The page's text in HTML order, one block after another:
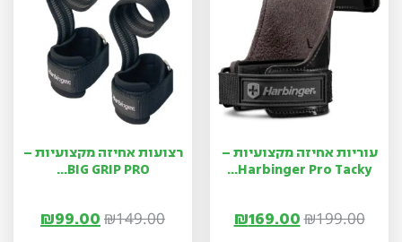
עוריות אחיזה מקצועיות –
Harbinger Pro Tacky...
₪199.00
₪169.00
רצועות אחיזה מקצועיות –
BIG GRIP PRO...
₪149.00
₪99.00